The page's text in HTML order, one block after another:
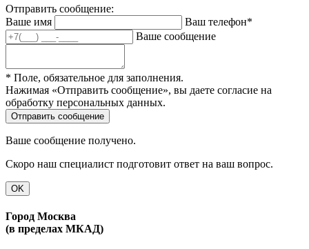
Отправить сообщение:
Ваше имя
Ваш телефон*
Ваше сообщение
* Поле, обязательное для заполнения.
Нажимая «Отправить сообщение», вы даете согласие на
обработку персональных данных.
Ваше сообщение получено.
Скоро наш специалист подготовит ответ на ваш вопрос.
OK
Город Москва
(в пределах МКАД)